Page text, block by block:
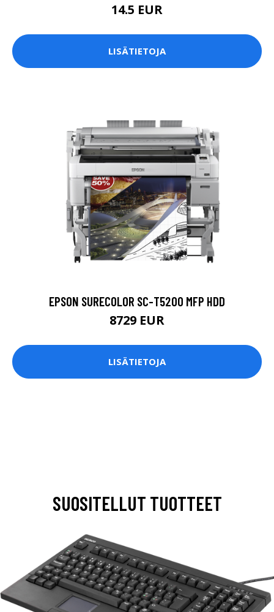
14.5 EUR
LISÄTIETOJA
EPSON SURECOLOR SC-T5200 MFP HDD
8729 EUR
LISÄTIETOJA
SUOSITELLUT TUOTTEET